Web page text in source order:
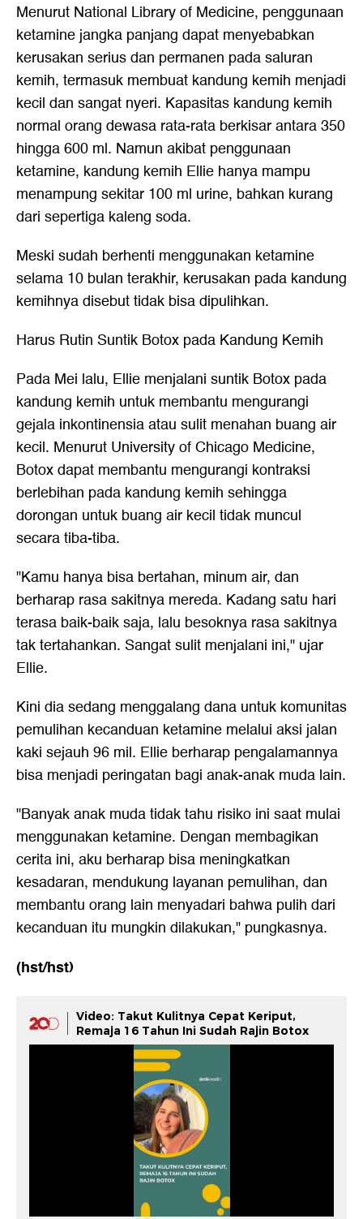
Menurut National Library of Medicine, penggunaan
ketamine jangka panjang dapat menyebabkan
kerusakan serius dan permanen pada saluran
kemih, termasuk membuat kandung kemih menjadi
kecil dan sangat nyeri. Kapasitas kandung kemih
normal orang dewasa rata-rata berkisar antara 350
hingga 600 ml. Namun akibat penggunaan
ketamine, kandung kemih Ellie hanya mampu
menampung sekitar 100 ml urine, bahkan kurang
dari sepertiga kaleng soda.
Meski sudah berhenti menggunakan ketamine
selama 10 bulan terakhir, kerusakan pada kandung
kemihnya disebut tidak bisa dipulihkan.
Harus Rutin Suntik Botox pada Kandung Kemih
Pada Mei lalu, Ellie menjalani suntik Botox pada
kandung kemih untuk membantu mengurangi
gejala inkontinensia atau sulit menahan buang air
kecil. Menurut University of Chicago Medicine,
Botox dapat membantu mengurangi kontraksi
berlebihan pada kandung kemih sehingga
dorongan untuk buang air kecil tidak muncul
secara tiba-tiba.
"Kamu hanya bisa bertahan, minum air, dan
berharap rasa sakitnya mereda. Kadang satu hari
terasa baik-baik saja, lalu besoknya rasa sakitnya
tak tertahankan. Sangat sulit menjalani ini," ujar
Ellie.
Kini dia sedang menggalang dana untuk komunitas
pemulihan kecanduan ketamine melalui aksi jalan
kaki sejauh 96 mil. Ellie berharap pengalamannya
bisa menjadi peringatan bagi anak-anak muda lain.
"Banyak anak muda tidak tahu risiko ini saat mulai
menggunakan ketamine. Dengan membagikan
cerita ini, aku berharap bisa meningkatkan
kesadaran, mendukung layanan pemulihan, dan
membantu orang lain menyadari bahwa pulih dari
kecanduan itu mungkin dilakukan," pungkasnya.
(hst/hst)
Video: Takut Kulitnya Cepat Keriput,
Remaja 16 Tahun Ini Sudah Rajin Botox